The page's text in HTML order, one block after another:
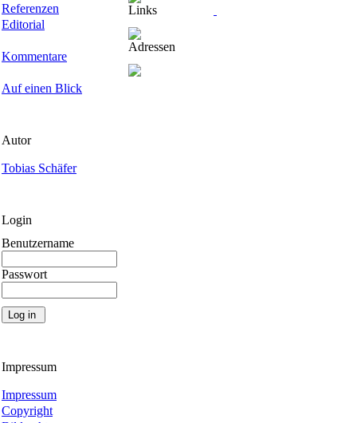
Referenzen
Editorial
Kommentare
Auf einen Blick
Autor
Tobias Schäfer
Login
Benutzername
Passwort
Impressum
Impressum
Copyright
Links
Adressen